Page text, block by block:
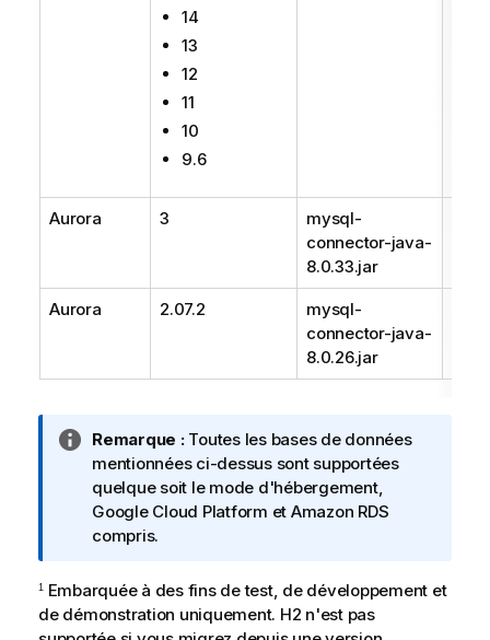
14
13
12
11
10
9.6
Aurora 3
mysql-
connector-java-
8.0.33.jar
Aurora 2.07.2
mysql-
connector-java-
8.0.26.jar
N
o
t
e
I
f
o
r
Remarque :Toutes les bases de données
mentionnées ci-dessus sont supportées
quelque soit le mode d'hébergement,
Google Cloud Platform et Amazon RDS
compris.
1Embarquée à des fins de test, de développement et
de démonstration uniquement. H2 n'est pas